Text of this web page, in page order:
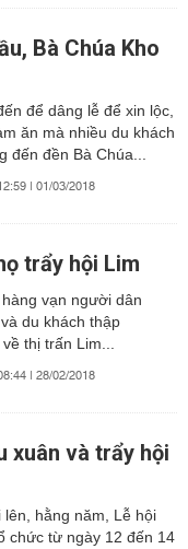
Bà Chúa Kho
để dâng lễ để xin lộc,
ăn mà nhiều du khách
đến đền Bà Chúa...
| 01/03/2018
trẩy hội Lim
vạn người dân
du khách thập
thị trấn Lim...
| 28/02/2018
xuân và trẩy hội
hằng năm, Lễ hội
chức từ ngày 12 đến 14